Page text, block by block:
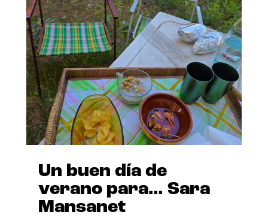
Un buen día de
verano para… Sara
Mansanet